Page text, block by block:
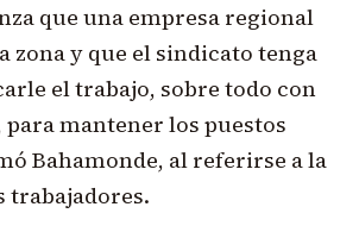
que una empresa regional
zona y que el sindicato tenga
el trabajo, sobre todo con
para mantener los puestos
Bahamonde, al referirse a la
trabajadores.